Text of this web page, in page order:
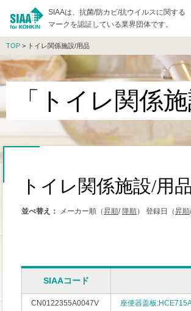
SIAAは、抗菌/防カビ/抗ウイルスに関する
マークを認証している業界団体です。
TOP > トイレ関係施設/用品
「トイレ関係
トイレ関係施設/用品
並べ替え： メーカー順（昇順/ 降順） 登録日（昇順
SIAAコード
CN0122355A0047V 座便器盖板